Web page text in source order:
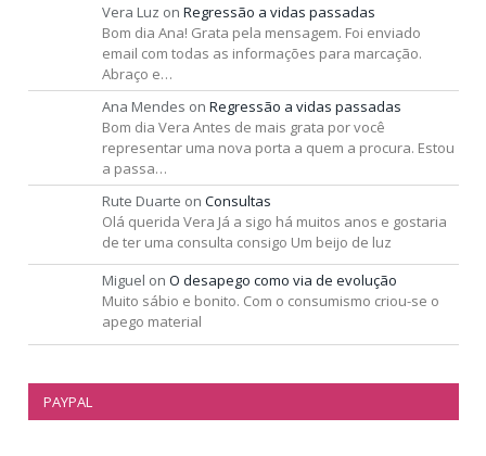
Vera Luz on Regressão a vidas passadas
Bom dia Ana! Grata pela mensagem. Foi enviado
email com todas as informações para marcação.
Abraço e…
Ana Mendes on Regressão a vidas passadas
Bom dia Vera Antes de mais grata por você
representar uma nova porta a quem a procura. Estou
a passa…
Rute Duarte on Consultas
Olá querida Vera Já a sigo há muitos anos e gostaria
de ter uma consulta consigo Um beijo de luz
Miguel on O desapego como via de evolução
Muito sábio e bonito. Com o consumismo criou-se o
apego material
PAYPAL